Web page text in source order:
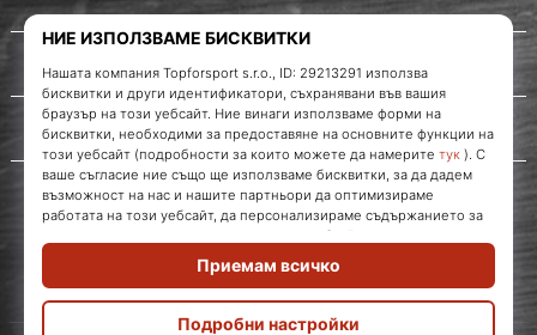
WePlayVolleyball.bg
За нас
Обслужване на клиенти